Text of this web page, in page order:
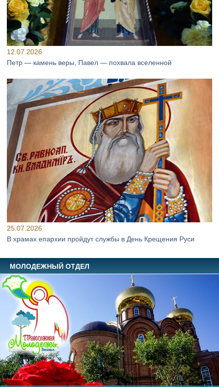
12.07.2026
Петр — камень веры, Павел — похвала вселенной
25.07.2026
В храмах епархии пройдут службы в День Крещения Руси
МОЛОДЕЖНЫЙ ОТДЕЛ